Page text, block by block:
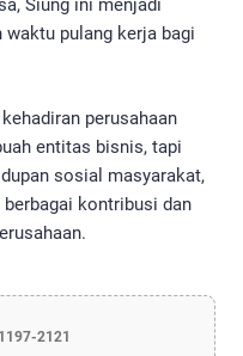
Siung ini menjadi
pulang kerja bagi
perusahaan
entitas bisnis, tapi
sosial masyarakat,
kontribusi dan
2121